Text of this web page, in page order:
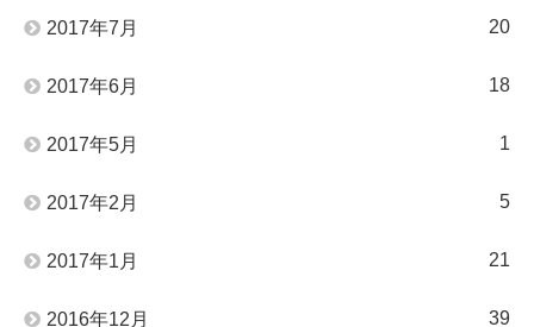
2017年7月 20
2017年6月 18
2017年5月 1
2017年2月 5
2017年1月 21
2016年12月 39